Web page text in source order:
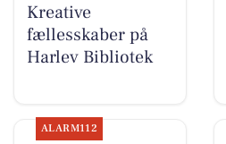
Kreative
fællesskaber på
Harlev Bibliotek
ALARM112